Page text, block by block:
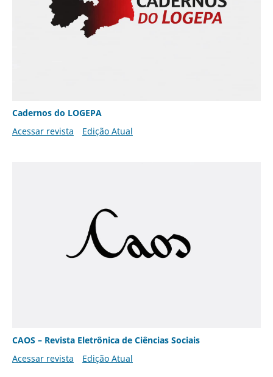
Cadernos do LOGEPA
Acessar revista
Edição Atual
CAOS – Revista Eletrônica de Ciências Sociais
Acessar revista
Edição Atual